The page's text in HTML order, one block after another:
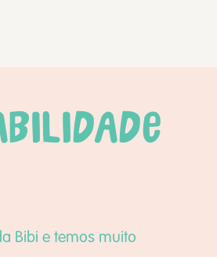
Bibi e temos muito